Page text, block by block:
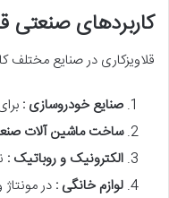
کاربردهای صنعتی
قلاویزکاری در صنایع مختلف
صنایع خودروسازی :
ساخت ماشین آلات
الکترونیک و روباتیک :
لوازم خانگی : در